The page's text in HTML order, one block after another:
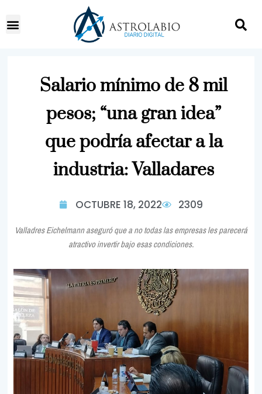
Salario mínimo de 8 mil
pesos; “una gran idea”
que podría afectar a la
industria: Valladares
OCTUBRE 18, 2022 2309
Valladres Eichelmann aseguró que a no todas las empresas les parecerá
atractivo invertir bajo esas condiciones.